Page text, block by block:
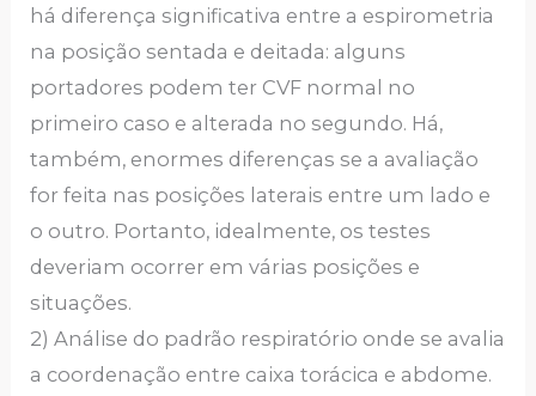
há diferença significativa entre a espirometria
na posição sentada e deitada: alguns
portadores podem ter CVF normal no
primeiro caso e alterada no segundo. Há,
também, enormes diferenças se a avaliação
for feita nas posições laterais entre um lado e
o outro. Portanto, idealmente, os testes
deveriam ocorrer em várias posições e
situações.
2) Análise do padrão respiratório onde se avalia
a coordenação entre caixa torácica e abdome.